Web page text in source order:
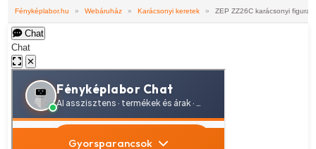
Fényképlabor.hu » Webáruház » Karácsonyi keretek » ZEP ZZ26C karácsonyi figura
Chat
Chat
✕